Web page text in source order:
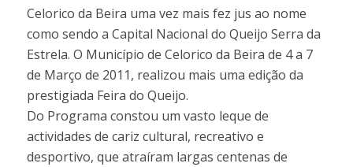
Celorico da Beira uma vez mais fez jus ao nome
como sendo a Capital Nacional do Queijo Serra da
Estrela. O Município de Celorico da Beira de 4 a 7
de Março de 2011, realizou mais uma edição da
prestigiada Feira do Queijo.
Do Programa constou um vasto leque de
actividades de cariz cultural, recreativo e
desportivo, que atraíram largas centenas de